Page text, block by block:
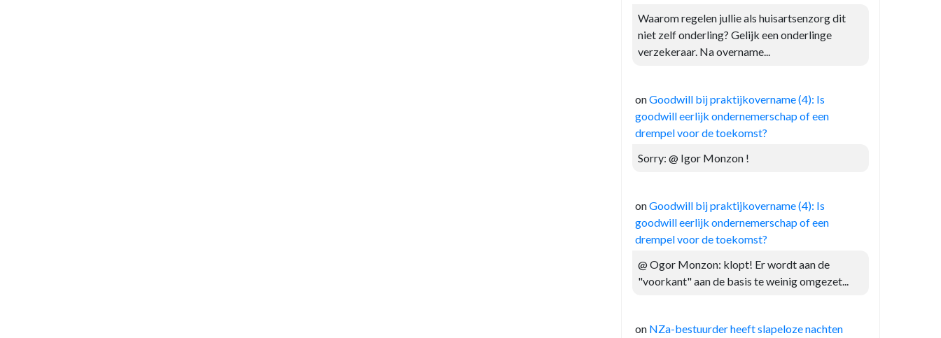
Waarom regelen jullie als huisartsenzorg dit
niet zelf onderling? Gelijk een onderlinge
verzekeraar. Na overname...
onGoodwill bij praktijkovername (4): Is
goodwill eerlijk ondernemerschap of een
drempel voor de toekomst?
Sorry: @ Igor Monzon !
onGoodwill bij praktijkovername (4): Is
goodwill eerlijk ondernemerschap of een
drempel voor de toekomst?
@ Ogor Monzon: klopt! Er wordt aan de
"voorkant" aan de basis te weinig omgezet...
on NZa-bestuurder heeft slapeloze nachten